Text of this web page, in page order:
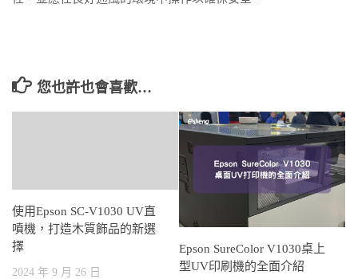
您也許也會喜歡…
使用Epson SC-V1030 UV直
噴機，打造木質飾品的新選
擇
2024 年 9 月 26 日
Epson SureColor V1030桌上
型UV印刷機的全面介紹